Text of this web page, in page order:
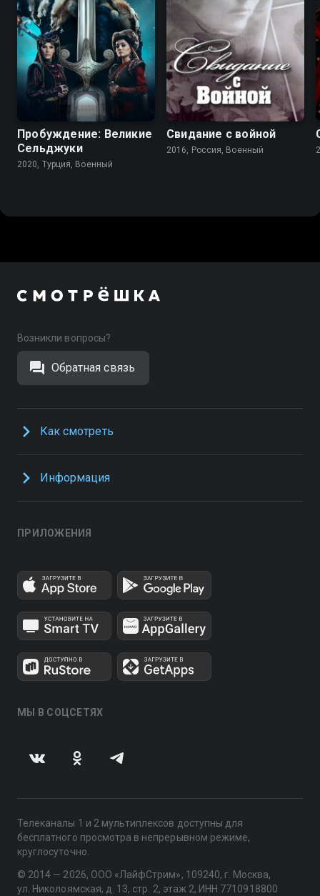
8.4 7.7
Пробуждение: Великие
Сельджуки
2020, Турция, Военный
8.4
Свидание с войной
2016, Россия, Военный
Возникли вопросы?
Обратная связь
Как смотреть
Информация
ПРИЛОЖЕНИЯ
МЫ В СОЦСЕТЯХ
Телеканалы 1 и 2 мультиплексов доступны для
бесплатного просмотра в непрерывном режиме,
круглосуточно.
© 2014 — 2026, ООО «ЛайфСтрим», 109240, г. Москва,
ул. Николоямская, д. 13, стр. 2, этаж 2, ИНН 7710918800